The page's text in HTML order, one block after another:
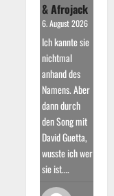
& Afrojack
6. August 2026
Ich kannte sie
nichtmal
anhand des
Namens. Aber
dann durch
den Song mit
David Guetta,
wusste ich wer
sie ist.…